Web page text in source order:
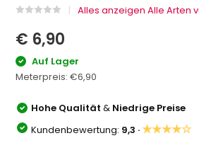
Alles anzeigen Alle Arten
€ 6,90
Auf Lager
Meterpreis:€6,90
Hohe Qualität& Niedrige Preise
Kundenbewertung: 9,3 ·★★★★☆